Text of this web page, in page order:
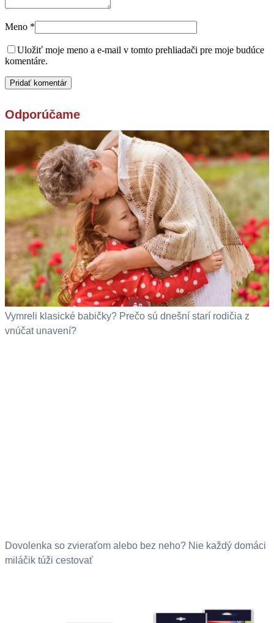
Meno *
Uložiť moje meno a e-mail v tomto prehliadači pre moje budúce
komentáre.
Odporúčame
Vymreli klasické babičky? Prečo sú dnešní starí rodičia z
vnúčat unavení?
Dovolenka so zvieraťom alebo bez neho? Nie každý domáci
miláčik túži cestovať